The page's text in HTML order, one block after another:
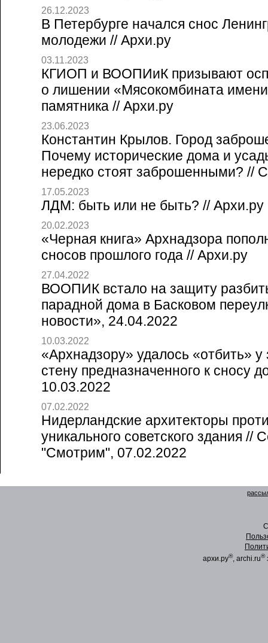
26.12.2023
В Петербурге начался снос
молодежи // Архи.ру
03.11.2023
КГИОП и ВООПИиК призывают
о лишении «Мясокомбината
памятника // Архи.ру
23.06.2023
Константин Крылов. Город
Почему исторические дома и
нередко стоят заброшенными? //
17.05.2023
ЛДМ: быть или не быть? // Архи.ру
20.02.2023
«Черная книга» Архнадзора
сносов прошлого года // Архи.ру
27.04.2022
ВООПИК встало на защиту
парадной дома в Басковом
новости», 24.04.2022
10.03.2022
«Архнадзору» удалось «отбить»
стену предназначенного к сносу
10.03.2022
07.02.2022
Нидерландские архитекторы
уникального советского здания //
"Смотрим", 07.02.2022
архи.ру®, archi.ru®